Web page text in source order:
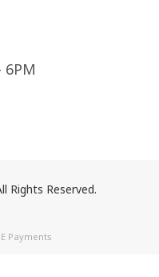
6PM
Rights Reserved.
Payments